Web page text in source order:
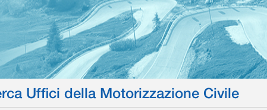
Uffici della Motorizzazione Civile